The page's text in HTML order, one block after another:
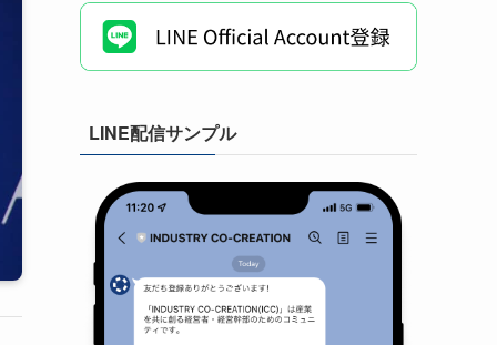
LINE配信サンプル